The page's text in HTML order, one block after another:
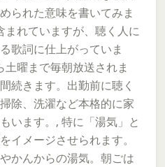
られた意味を書いてみま
まれていますが、聴く人に
歌詞に仕上がっていま
曜まで毎朝放送されま
続きます。出勤前に聴く
除、洗濯など本格的に家
います。, 特に「湯気」と
イメージさせられます。
かんからの湯気。朝ごは